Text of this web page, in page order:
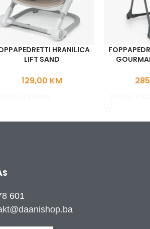
HRANILICA
LIFT SAND
129,00 KM
601